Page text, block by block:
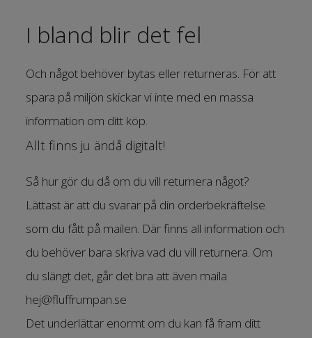
I bland blir det fel
Och något behöver bytas eller returneras. För att
spara på miljön skickar vi inte med en massa
information om ditt köp.
Allt finns ju ändå digitalt!
Så hur gör du då om du vill returnera något?
Lättast är att du svarar på din orderbekräftelse
som du fått på mailen. Där finns all information och
du behöver bara skriva vad du vill returnera. Om
du slängt det, går det bra att även maila
hej@fluffrumpan.se
Det underlättar enormt om du kan få fram ditt